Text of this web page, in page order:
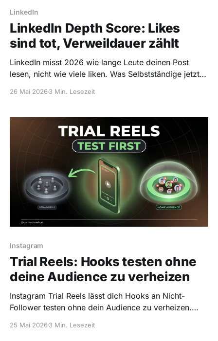
LinkedIn
LinkedIn Depth Score: Likes
sind tot, Verweildauer zählt
LinkedIn misst 2026 wie lange Leute deinen Post
lesen, nicht wie viele liken. Was Selbstständige jetzt
26 Mai 20263 Min. Lesezeit
Instagram
Trial Reels: Hooks testen ohne
deine Audience zu verheizen
Instagram Trial Reels lässt dich Hooks an Nicht-
Follower testen ohne dein Audience zu verheizen.
bringt.
25 Mai 20263 Min. Lesezeit